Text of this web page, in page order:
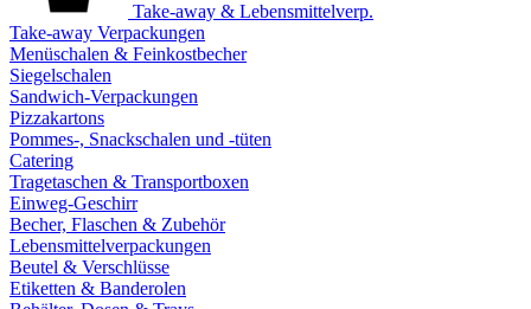
Take-away & Lebensmittelverp.
Take-away Verpackungen
Menüschalen & Feinkostbecher
Siegelschalen
Sandwich-Verpackungen
Pizzakartons
Pommes-, Snackschalen und -tüten
Catering
Tragetaschen & Transportboxen
Einweg-Geschirr
Becher, Flaschen & Zubehör
Lebensmittelverpackungen
Beutel & Verschlüsse
Etiketten & Banderolen